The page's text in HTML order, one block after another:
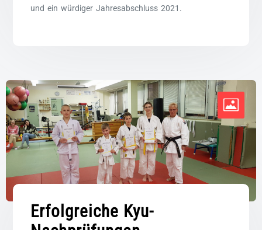
und ein würdiger Jahresabschluss 2021.
Erfolgreiche Kyu-